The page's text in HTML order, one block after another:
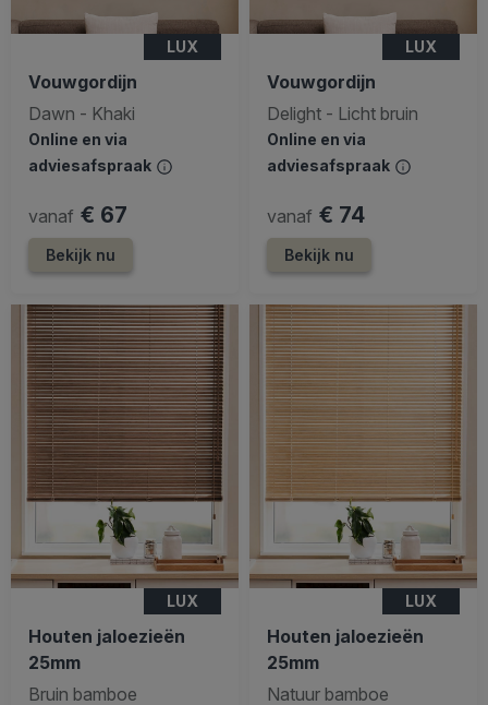
LUX
Vouwgordijn
Dawn - Khaki
Online en via
adviesafspraak
vanaf € 67
Bekijk nu
LUX
Vouwgordijn
Delight - Licht bruin
Online en via
adviesafspraak
vanaf € 74
Bekijk nu
LUX
Houten jaloezieën
25mm
Bruin bamboe
LUX
Houten jaloezieën
25mm
Natuur bamboe